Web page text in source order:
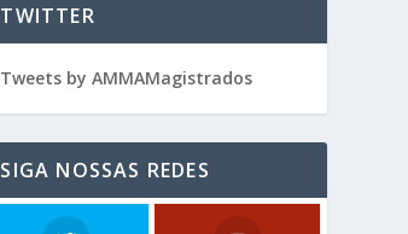
TWITTER
Tweets by AMMAMagistrados
SIGA NOSSAS REDES